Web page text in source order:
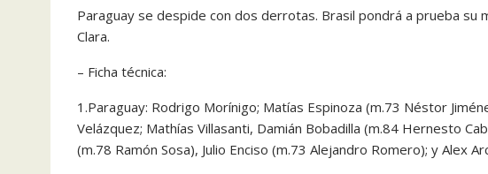
Paraguay se despide con dos derrotas. Brasil pondrá a prueba su
Clara.
– Ficha técnica:
1.Paraguay: Rodrigo Morínigo; Matías Espinoza (m.73 Néstor
Velázquez; Mathías Villasanti, Damián Bobadilla (m.84 Hernesto
(m.78 Ramón Sosa), Julio Enciso (m.73 Alejandro Romero); y Alex